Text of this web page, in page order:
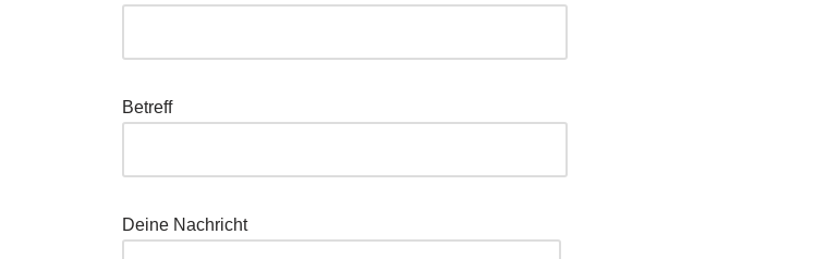
Betreff
Deine Nachricht